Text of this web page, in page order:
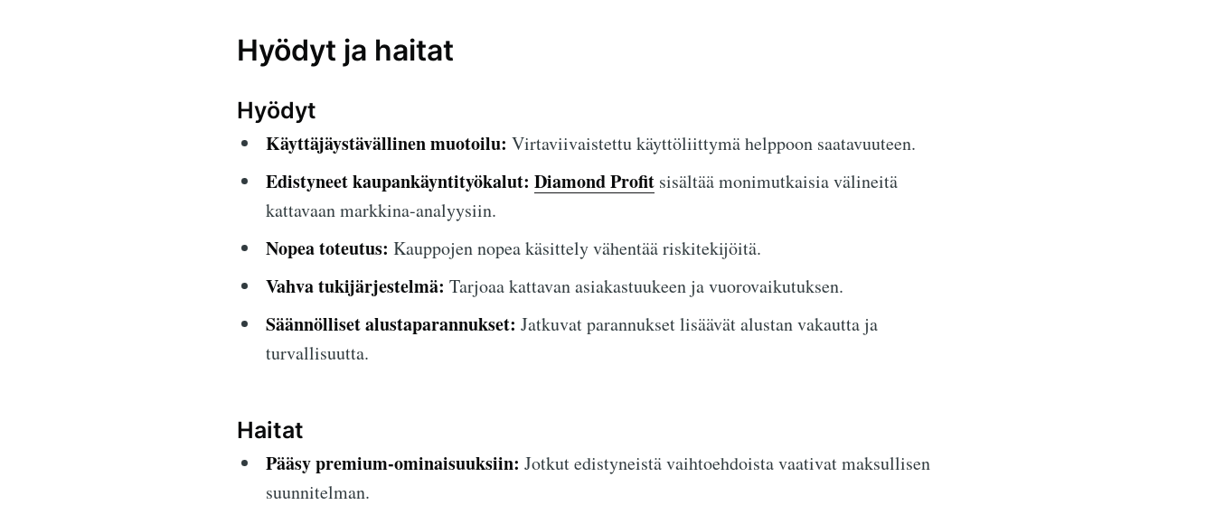
Hyödyt ja haitat
Hyödyt
Käyttäjäystävällinen muotoilu: Virtaviivaistettu käyttöliittymä helppoon saatavuuteen.
Edistyneet kaupankäyntityökalut: Diamond Profit sisältää monimutkaisia välineitä
kattavaan markkina-analyysiin.
Nopea toteutus: Kauppojen nopea käsittely vähentää riskitekijöitä.
Vahva tukijärjestelmä: Tarjoaa kattavan asiakastuukeen ja vuorovaikutuksen.
Säännölliset alustaparannukset: Jatkuvat parannukset lisäävät alustan vakautta ja
turvallisuutta.
Haitat
Pääsy premium-ominaisuuksiin: Jotkut edistyneistä vaihtoehdoista vaativat maksullisen
suunnitelman.